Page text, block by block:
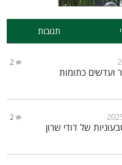
תגובות
2
ועדשים כתומות
2
של דודי שרון